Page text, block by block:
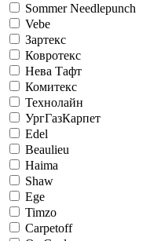
Sommer Needlepunch
Vebe
Зартекс
Ковротекс
Нева Тафт
Комитекс
Технолайн
УргГазКарпет
Edel
Beaulieu
Haima
Shaw
Ege
Timzo
Carpetoff